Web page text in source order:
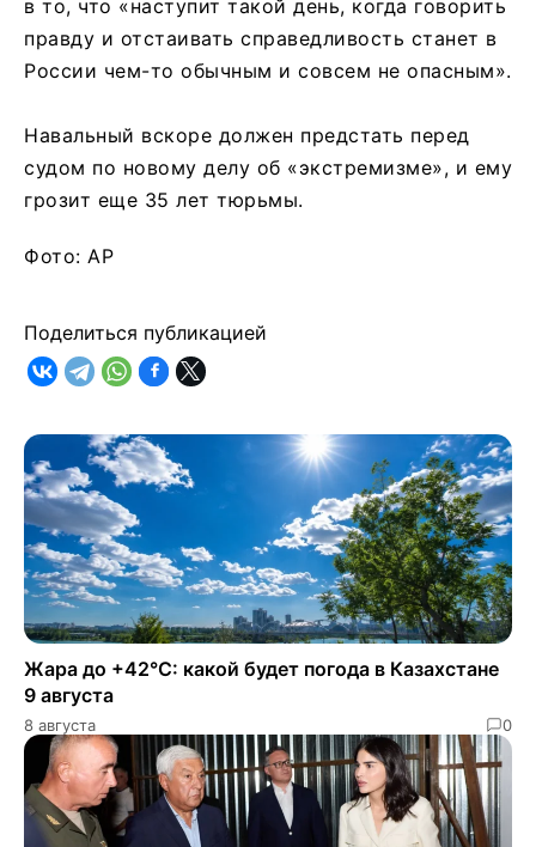
в то, что «наступит такой день, когда говорить
правду и отстаивать справедливость станет в
России чем-то обычным и совсем не опасным».
Навальный вскоре должен предстать перед
судом по новому делу об «экстремизме», и ему
грозит еще 35 лет тюрьмы.
Фото: AP
Поделиться публикацией
Жара до +42°C: какой будет погода в Казахстане
9 августа
8 августа 0